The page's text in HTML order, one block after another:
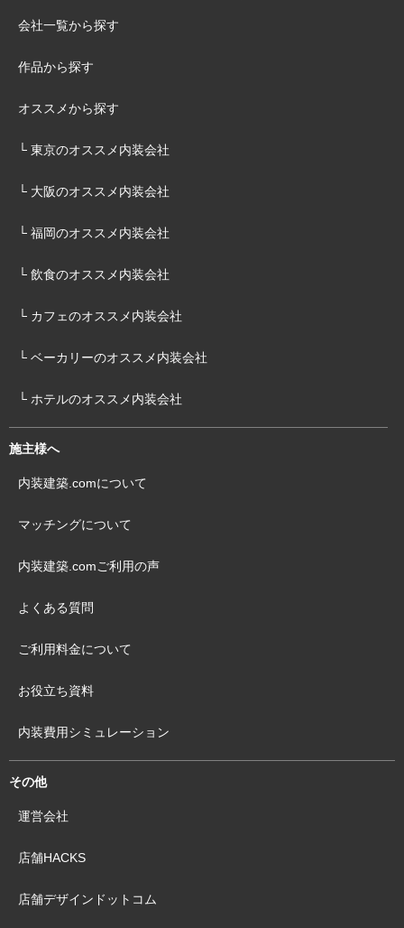
会社一覧から探す
作品から探す
オススメから探す
└ 東京のオススメ内装会社
└ 大阪のオススメ内装会社
└ 福岡のオススメ内装会社
└ 飲食のオススメ内装会社
└ カフェのオススメ内装会社
└ ベーカリーのオススメ内装会社
└ ホテルのオススメ内装会社
施主様へ
内装建築.comについて
マッチングについて
内装建築.comご利用の声
よくある質問
ご利用料金について
お役立ち資料
内装費用シミュレーション
その他
運営会社
店舗HACKS
店舗デザインドットコム